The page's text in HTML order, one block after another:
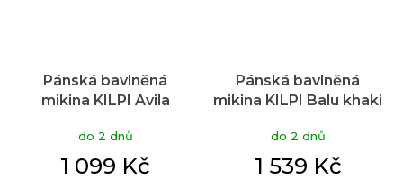
Pánská bavlněná
mikina KILPI Avila
do 2 dnů
1 099 Kč
Pánská bavlněná
mikina KILPI Balu khaki
do 2 dnů
1 539 Kč